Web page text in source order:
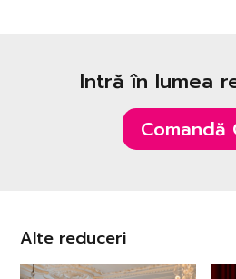
Intră în lumea
Comandă
Alte reduceri